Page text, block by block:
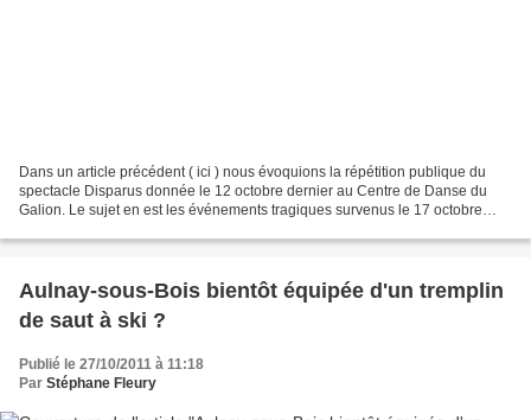
Dans un article précédent ( ici ) nous évoquions la répétition publique du
spectacle Disparus donnée le 12 octobre dernier au Centre de Danse du
Galion. Le sujet en est les événements tragiques survenus le 17 octobre
Aulnay-sous-Bois bientôt équipée d'un tremplin
de saut à ski ?
Publié le 27/10/2011 à 11:18
Par Stéphane Fleury